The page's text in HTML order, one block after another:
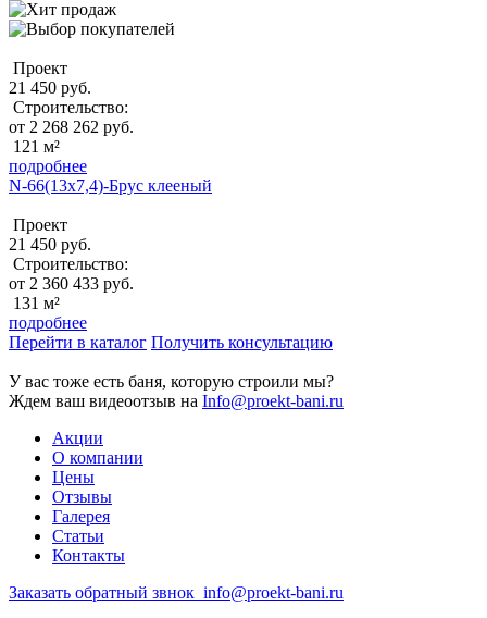
Проект
21 450 руб.
Строительство:
от 2 268 262 руб.
121 м²
подробнее
N-66(13х7,4)-Брус клееный
Проект
21 450 руб.
Строительство:
от 2 360 433 руб.
131 м²
подробнее
Перейти в каталог Получить консультацию
У вас тоже есть баня, которую строили мы?
Ждем ваш видеоотзыв на Info@proekt-bani.ru
Акции
О компании
Цены
Отзывы
Галерея
Статьи
Контакты
Заказать обратный звнок info@proekt-bani.ru